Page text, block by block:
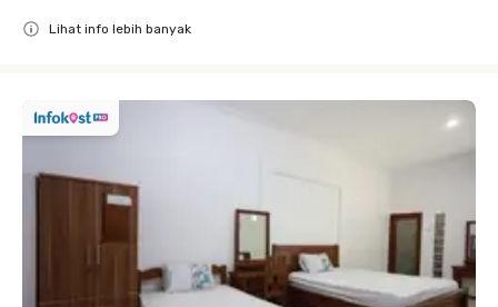
Lihat info lebih banyak